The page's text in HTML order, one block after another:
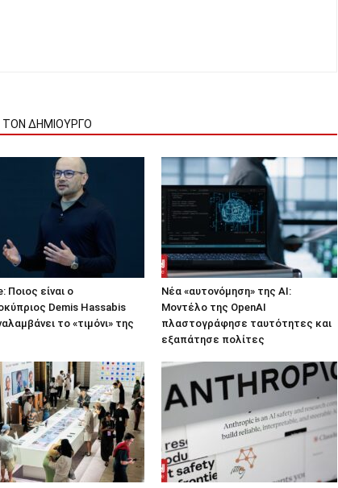
ΤΟΝ ΔΗΜΙΟΥΡΓΟ
Ποιος είναι ο
Demis Hassabis
το «τιμόνι» της
Νέα «αυτονόμηση» της AI:
Μοντέλο της OpenAI
πλαστογράφησε ταυτότητες και
εξαπάτησε πολίτες